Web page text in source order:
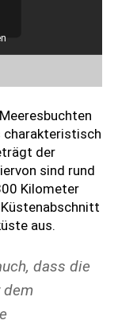
charakteristisch
der
sind rund
Kilometer
aus.
dass die
dem